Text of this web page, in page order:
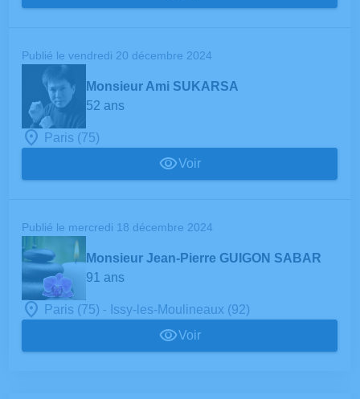
Publié le vendredi 20 décembre 2024
Monsieur Ami SUKARSA
52 ans
Paris (75)
Voir
Publié le mercredi 18 décembre 2024
Monsieur Jean-Pierre GUIGON SABAR
91 ans
Paris (75) -
Issy-les-Moulineaux (92)
Voir